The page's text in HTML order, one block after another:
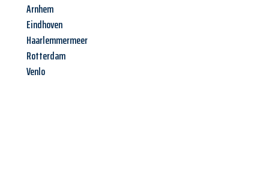
Arnhem
Eindhoven
Haarlemmermeer
Rotterdam
Venlo